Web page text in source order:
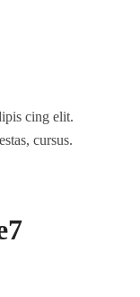
cing elit.
cursus.